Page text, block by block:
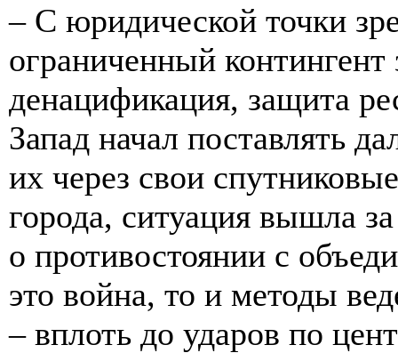
– С юридической точки
ограниченный
денацификация, защита
Запад начал поставлять
их через свои
города, ситуация вышла
о противостоянии с
это война, то и методы
– вплоть до ударов по